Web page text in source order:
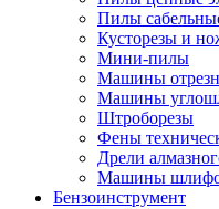
Пилы
Кусторезы и
Мини-пилы
Машины
Машины
Штроборезы
Фены
Дрели
Машины
Бензоинструмент